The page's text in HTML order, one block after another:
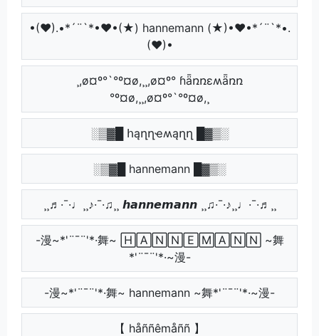
•(♥).•*´¨`*•♥•(★) hannemann (★)•♥•*´¨`*•.
(♥)•
¸,ø¤º°`°º¤ø,¸¸,ø¤º° ɦǟռռɛʍǟռռ
°º¤ø,¸¸,ø¤º°`°º¤ø,¸
░▒▓█ հąղղҽʍąղղ █▓▒░
░▒▓█ hannemann █▓▒░
¸¸♬·¯·♩¸¸♪·¯·♫¸¸ 𝙝𝙖𝙣𝙣𝙚𝙢𝙖𝙣𝙣 ¸¸♫·¯·♪¸¸♩·¯·♬¸¸
-漫~*'¨¯¨'*·舞~ 🄷🄰🄽🄽🄴🄼🄰🄽🄽 ~舞
*'¨¯¨'*·~漫-
-漫~*'¨¯¨'*·舞~ hannemann ~舞*'¨¯¨'*·~漫-
【 håññêmåññ 】